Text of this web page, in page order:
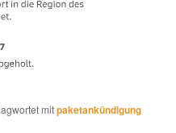
mitpaketankündigung